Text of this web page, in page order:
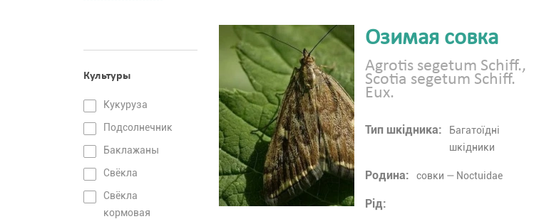
Культуры
Кукуруза
Подсолнечник
Баклажаны
Свёкла
Свёкла
кормовая
Озимая совка
Agrotis segetum Schiff.,
Scotia segetum Schiff.
Eux.
Тип шкідника:
Багатоїдні
шкідники
Родина: совки — Noctuidae
Рід: